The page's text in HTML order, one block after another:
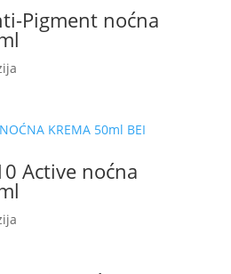
Pigment noćna
Active noćna